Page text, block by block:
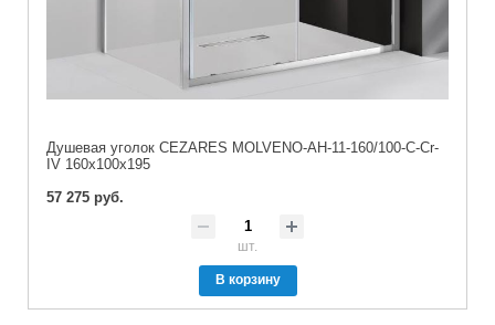
Душевая уголок CEZARES MOLVENO-AH-11-160/100-C-Cr-
IV 160x100x195
57 275 руб.
шт.
В корзину